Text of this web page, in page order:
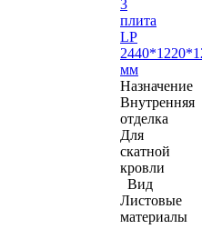
3
плита
LP
мм
Назначение
Внутренняя
отделка
Для
скатной
кровли
Вид
Листовые
материалы